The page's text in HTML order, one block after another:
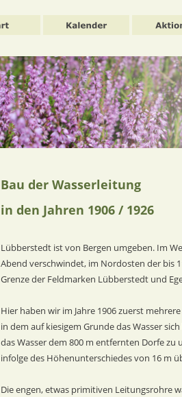
Bau der Wasserleitung
in den Jahren 1906 / 1926
Lübberstedt ist von Bergen umgeben. Im
Abend verschwindet, im Nordosten der bis
Grenze der Feldmarken Lübberstedt und
Hier haben wir im Jahre 1906 zuerst
in dem auf kiesigem Grunde das Wasser
das Wasser dem 800 m entfernten Dorfe
infolge des Höhenunterschiedes von 16 m
Die engen, etwas primitiven Leitungsrohre